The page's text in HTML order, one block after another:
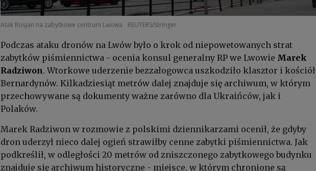
Atak Rosjan na zabytkowe centrum Lwowa REUTERS/Stringer
Podczas ataku dronów na Lwów było o krok od niepowetowanych strat
zabytków piśmiennictwa - ocenia konsul generalny RP we Lwowie Marek
Radziwon. Wtorkowe uderzenie bezzałogowca uszkodziło klasztor i kościół
Bernardynów. Kilkadziesiąt metrów dalej znajduje się archiwum, w którym
przechowywane są dokumenty ważne zarówno dla Ukraińców, jak i
Polaków.
Marek Radziwon w rozmowie z polskimi dziennikarzami ocenił, że gdyby
dron uderzył nieco dalej ogień strawiłby cenne zabytki piśmiennictwa. Jak
podkreślił, w odległości 20 metrów od zniszczonego zabytkowego budynku
znajduje się archiwum historyczne - miejsce, w którym chronione są